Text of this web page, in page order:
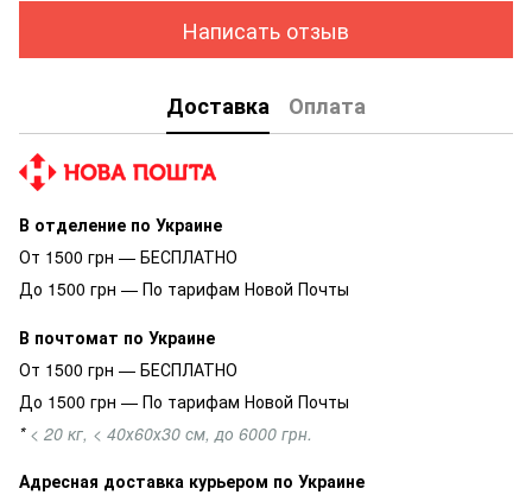
Написать отзыв
Доставка Оплата
В отделение по Украине
От 1500 грн — БЕСПЛАТНО
До 1500 грн — По тарифам Новой Почты
В почтомат по Украине
От 1500 грн — БЕСПЛАТНО
До 1500 грн — По тарифам Новой Почты
* < 20 кг, < 40х60х30 см, до 6000 грн.
Адресная доставка курьером по Украине